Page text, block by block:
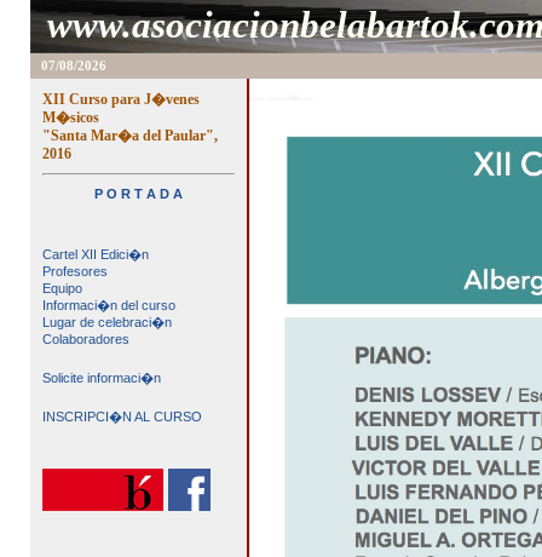
07/08/2026
XII Curso para J�venes
M�sicos
"Santa Mar�a del Paular",
2016
P O R T A D A
Cartel XII Edici�n
Profesores
Equipo
Informaci�n del curso
Lugar de celebraci�n
Colaboradores
Solicite informaci�n
INSCRIPCI�N AL CURSO